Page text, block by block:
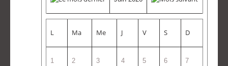
L Ma Me J V S D
1 2 3 4 5 6 7